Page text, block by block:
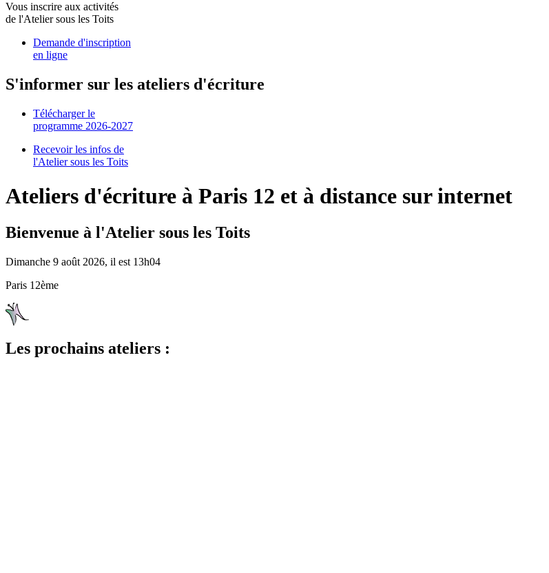
Vous inscrire aux activités
de l'Atelier sous les Toits
Demande d'inscription
en ligne
S'informer sur les ateliers d'écriture
Télécharger le
programme 2026-2027
Recevoir les infos de
l'Atelier sous les Toits
Ateliers d'écriture à Paris 12 et à distance sur internet
Bienvenue à l'Atelier sous les Toits
Dimanche 9 août 2026, il est 13h04
Paris 12ème
Les prochains ateliers :